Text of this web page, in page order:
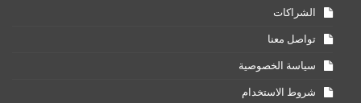
الشراكات
تواصل معنا
سياسة الخصوصية
شروط الاستخدام